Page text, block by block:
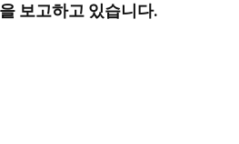
보고하고 있습니다.